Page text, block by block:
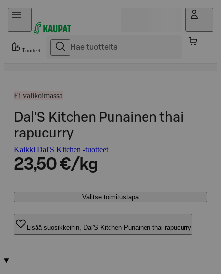
Hyppää sisältöön
Tuotteet
Ei valikoimassa
Dal'S Kitchen Punainen thai
rapucurry
Kaikki Dal'S Kitchen -tuotteet
23,50 €/kg
Valitse toimitustapa
Lisää suosikkeihin, Dal'S Kitchen Punainen thai rapucurry